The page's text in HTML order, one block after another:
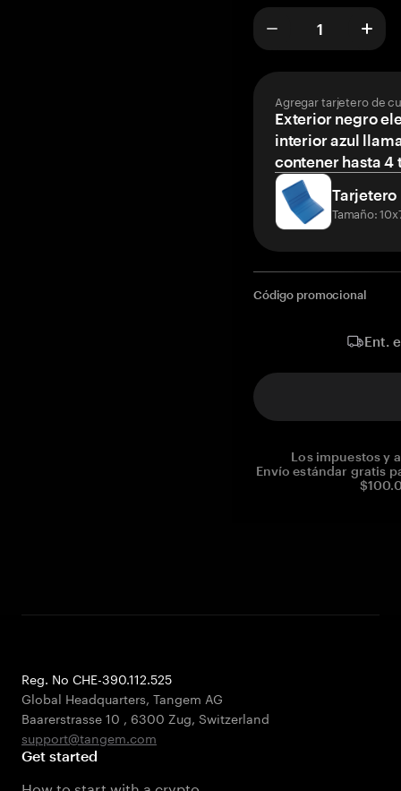
Agregar tarjetero de
Exterior negro
interior azul
contener hasta 4
Tarjetero
Tamaño:
Código promocional
Ent.
Los impuestos y
Envío estándar gratis
Reg. No CHE-390.112.525
Global Headquarters, Tangem AG
Baarerstrasse 10 , 6300 Zug, Switzerland
support@tangem.com
Get started